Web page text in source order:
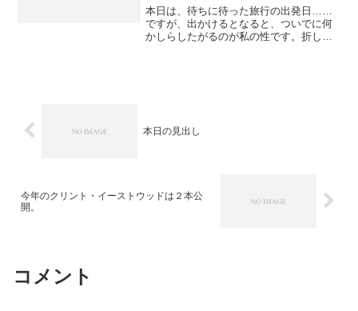
本日は、待ちに待った旅行の出発日……
ですが、出かけるとなると、ついでに何
かしらしたがるのが私の性です。折しも
本日の見出し
今年のクリント・イーストウッドは２本公
開。
コメント